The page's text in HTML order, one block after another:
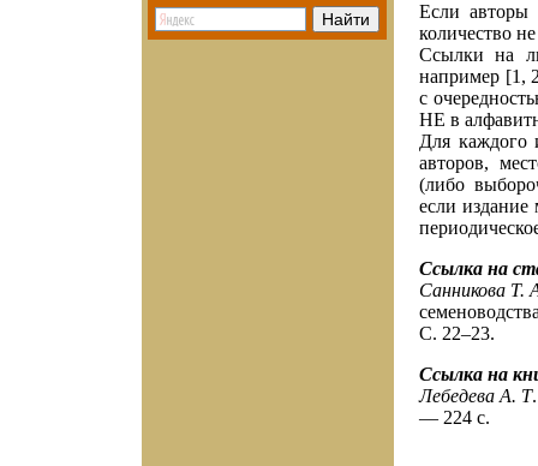
Если авторы
количество
Ссылки на
например [1,
с
НЕ в
Для каждого
авторов,
(либо
если издание
Ссылка на
Санникова Т.
С. 22–23.
Ссылка на
Лебедева А. Т
— 224 с.